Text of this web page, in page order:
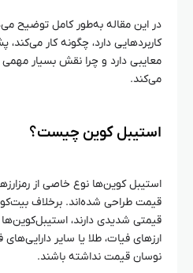
در این مقاله به‌طور کامل توضیح
کاربردهایی دارد، چگونه کار
معایبی دارد و چرا نقش بسیار مهمی
می‌کند.
استیبل کوین چیست؟
استیبل کوین‌ها نوع خاصی از
قیمت طراحی شده‌اند. برخلاف
قیمتی شدیدی دارند، استیبل‌کوین‌ها
ارزهای فیات، طلا یا سایر
نوسان قیمت نداشته باشند.